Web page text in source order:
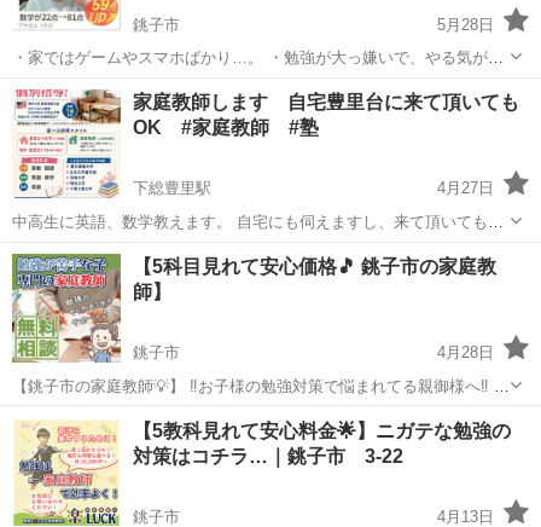
銚子市
5月28日
・家ではゲームやスマホばかり…。 ・勉強が大っ嫌いで、やる気がま
ったくない ・テストはいつも平均点以下… ・塾に行っているのに、成
果が出ない ・不登校や発達障がいで勉強が遅れている そんなお子さん
こそ、家庭...
千葉 銚子市 家庭教師
家庭教師します 自宅豊里台に来て頂いても
OK #家庭教師 #塾
下総豊里駅
4月27日
中高生に英語、数学教えます。 自宅にも伺えますし、来て頂いても
OKです。 英語は発音からきっちり教えます。話せるようになれると
楽しいですよ。
千葉 銚子市 下総豊里駅 家庭教師 数学
【5科目見れて安心価格🎵 銚子市の家庭教
師】
銚子市
4月28日
【銚子市の家庭教師💡】 ‼️お子様の勉強対策で悩まれてる親御様へ‼️ ◯
スマホばかりで勉強しない ◯塾に通わせたけど成果が出ない ◯家庭教
師に通わせたいけど料金が高い ◯個人契約は先生との相性が不安 ◯学
校に...
千葉 銚子市 家庭教師 先生
【5教科見れて安心料金🌟】ニガテな勉強の
対策はコチラ…｜銚子市 3-22
銚子市
4月13日